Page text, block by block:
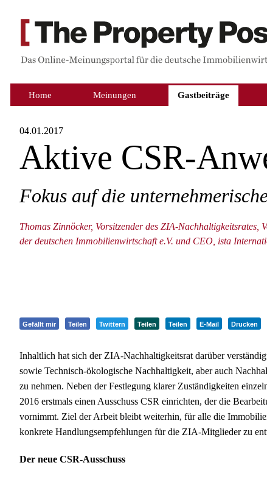
Home Meinungen Gastbeiträge
04.01.2017
Aktive CSR-
Fokus auf die
Thomas Zinnöcker, Vorsitzender des ZIA-
der deutschen Immobilienwirtschaft e.V. und CEO, ista
Gefällt mir Teilen Twittern Teilen Teilen E-Mail Drucken
Inhaltlich hat sich der ZIA-Nachhaltigkeitsrat darüber
sowie Technisch-ökologische Nachhaltigkeit, aber auch
zu nehmen. Neben der Festlegung klarer Zuständigkeiten
2016 erstmals einen Ausschuss CSR einrichten, der die
vornimmt. Ziel der Arbeit bleibt weiterhin, für alle die
konkrete Handlungsempfehlungen für die ZIA-Mitglieder zu
Der neue CSR-Ausschuss